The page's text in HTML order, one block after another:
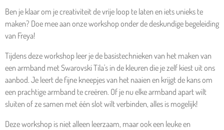
Ben je klaar om je creativiteit de vrije loop te laten en iets unieks te
maken? Doe mee aan onze workshop onder de deskundige begeleiding
van Freya!
Tijdens deze workshop leer je de basistechnieken van het maken van
een armband met Swarovski Tila's in de kleuren die je zelf kiest uit ons
aanbod. Je leert de fijne kneepjes van het naaien en krijgt de kans om
een prachtige armband te creëren. Of je nu elke armband apart wilt
sluiten of ze samen met één slot wilt verbinden, alles is mogelijk!
Deze workshop is niet alleen leerzaam, maar ook een leuke en